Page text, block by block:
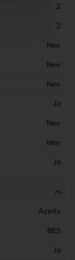
2
2
Nee
Nee
Nee
Ja
Nee
Nee
Ja
Azerty
BES
Ja